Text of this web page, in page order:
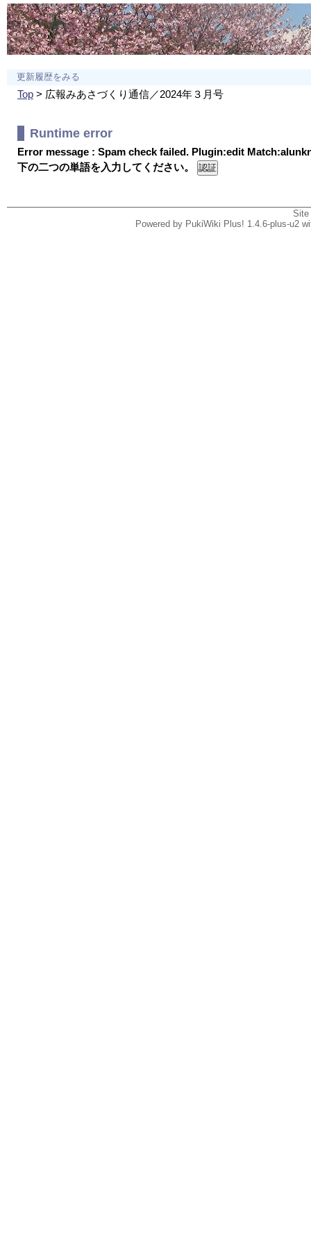
更新履歴をみる
Top> 広報みあさづくり通信／2024年３月号
Runtime error
Error message : Spam check failed. Plugin:edit
下の二つの単語を入力してください。
Powered by PukiWiki Plus! 1.4.6-plus-u2